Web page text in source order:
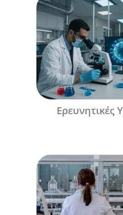
Ερευνητικές